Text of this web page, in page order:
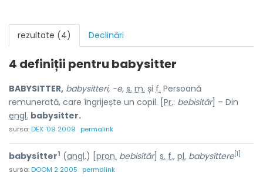
rezultate (4) Declinări
4 definiții pentru babysitter
BABYSITTER, babysitteri, -e, s. m. și f. Persoană
remunerată, care îngrijește un copil. [ Pr.: bebisităr] – Din
engl. babysitter.
sursa:DEX '09 2009 permalink
babysítter1 (angl.) [ pron. bebisítăr] s. f., pl. babysíttere[1]
sursa:DOOM 2 2005 permalink